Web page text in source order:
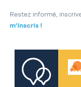
Restez informé,
m’inscris !